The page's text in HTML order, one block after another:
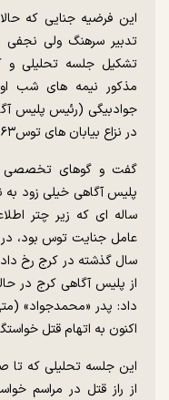
این فرضیه جنایی که
تدبیر سرهنگ ولی نجفی
تشکیل جلسه تحلیلی و
مذکور نیمه های شب
جوادبیگی (رئیس پلیس
در نزاع بیابان های توس۶۳ روانه بازداشتگاه شده بود.
گفت و گوهای تخصصی
ساله ای که زیر چتر
عامل جنایت توس بود، در
سال گذشته در کرج رخ
از پلیس آگاهی کرج در
داد: پدر «محمدجواد»
اکنون به اتهام قتل
این جلسه تحلیلی که تا
از راز قتل در مراسم